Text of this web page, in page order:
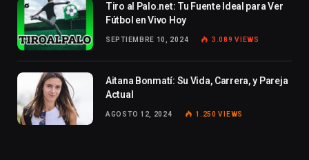
Tiro al Palo.net: Tu Fuente Ideal para Ver
Fútbol en Vivo Hoy
SEPTIEMBRE 10, 2024 3.089VIEWS
Aitana Bonmatí: Su Vida, Carrera, y Pareja
Actual
AGOSTO 12, 2024 1.250VIEWS